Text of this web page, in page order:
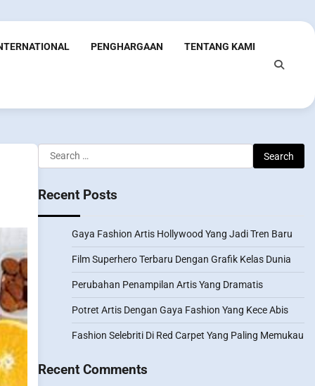
PENGHARGAAN TENTANG KAMI
Search
for:
Recent Posts
Gaya Fashion Artis Hollywood Yang Jadi Tren Baru
Film Superhero Terbaru Dengan Grafik Kelas Dunia
Perubahan Penampilan Artis Yang Dramatis
Potret Artis Dengan Gaya Fashion Yang Kece Abis
Fashion Selebriti Di Red Carpet Yang Paling Memukau
Recent Comments